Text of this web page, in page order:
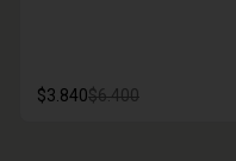
$3.840$6.400